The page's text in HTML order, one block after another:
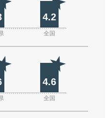
4.2
全国
4.6
全国